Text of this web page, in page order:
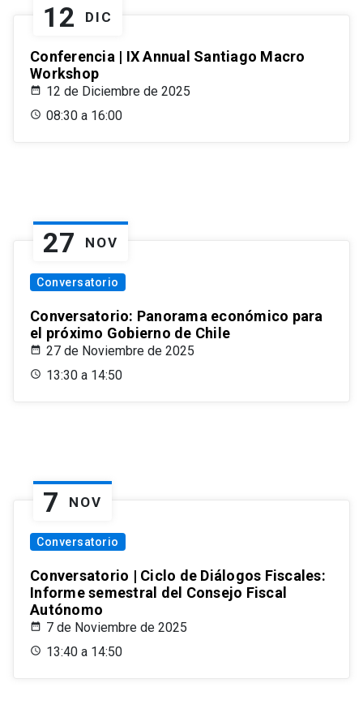
12 DIC
Conferencia | IX Annual Santiago Macro
Workshop
12 de Diciembre de 2025
08:30 a 16:00
27 NOV
Conversatorio
Conversatorio: Panorama económico para
el próximo Gobierno de Chile
27 de Noviembre de 2025
13:30 a 14:50
7 NOV
Conversatorio
Conversatorio | Ciclo de Diálogos Fiscales:
Informe semestral del Consejo Fiscal
Autónomo
7 de Noviembre de 2025
13:40 a 14:50